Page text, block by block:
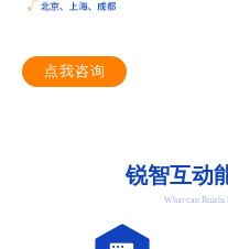
点我咨询
锐智互动